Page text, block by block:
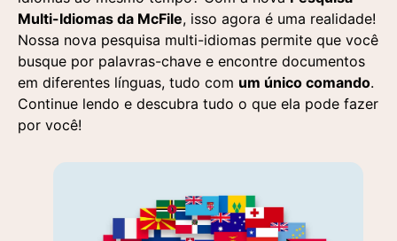
Multi-Idiomas da McFile, isso agora é uma realidade!
Nossa nova pesquisa multi-idiomas permite que você
busque por palavras-chave e encontre documentos
em diferentes línguas, tudo com um único comando.
Continue lendo e descubra tudo o que ela pode fazer
por você!